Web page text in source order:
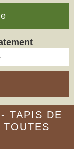
TAPIS DE